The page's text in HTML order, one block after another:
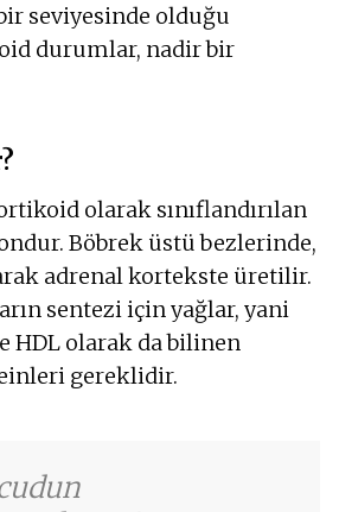
seviyesinde olduğu
durumlar, nadir bir
olarak sınıflandırılan
Böbrek üstü bezlerinde,
adrenal kortekste üretilir.
sentezi için yağlar, yani
HDL olarak da bilinen
gereklidir.